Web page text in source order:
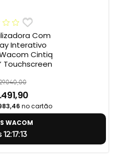
Com
Interativo
Cintiq
Touchscreen
no cartão
WACOM